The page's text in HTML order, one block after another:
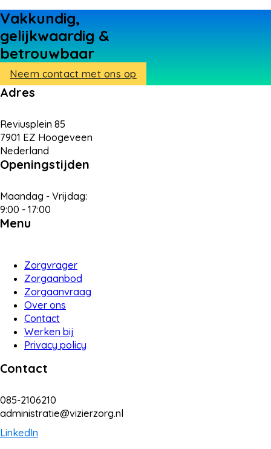
Vakkundig,
gelijkwaardig &
betrouwbaar
Neem contact met ons op
Adres
Reviusplein 85
7901 EZ Hoogeveen
Nederland
Openingstijden
Maandag - Vrijdag:
9:00 - 17:00
Menu
Zorgvrager
Zorgaanbod
Zorgaanvraag
Over ons
Contact
Werken bij
Privacy policy
Contact
085-2106210
administratie@vizierzorg.nl
LinkedIn